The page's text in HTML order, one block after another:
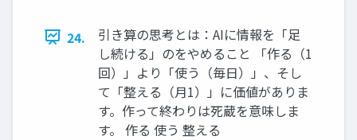
24.
引き算の思考とは：AIに情報を「足
し続ける」のをやめること 「作る（1
回）」より「使う（毎日）」、そし
て「整える（月1）」に価値がありま
す。作って終わりは死蔵を意味しま
す。 作る 使う 整える